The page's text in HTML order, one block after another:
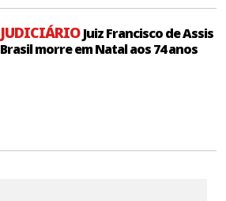
JUDICIÁRIOJuiz Francisco de Assis
Brasil morre em Natal aos 74 anos